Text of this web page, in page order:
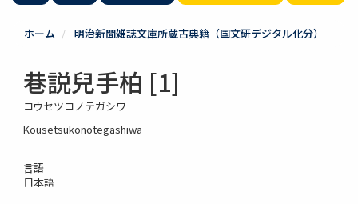
ホーム 明治新聞雑誌文庫所蔵古典籍（国文研デジタル化分）
巷説兒手柏 [1]
コウセツコノテガシワ
Kousetsukonotegashiwa
言語
日本語